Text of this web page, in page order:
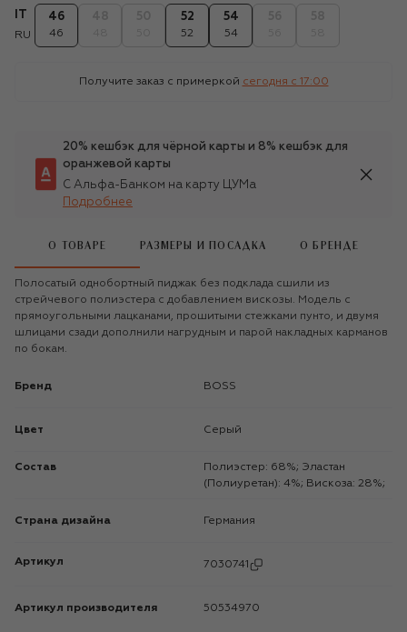
RU
46
46
52
52
54
54
Получите заказ с примеркой сегодня c 17:00
20% кешбэк для чёрной карты и 8% кешбэк для
оранжевой карты
С Альфа-Банком на карту ЦУМа
Подробнее
О ТОВАРЕ РАЗМЕРЫ И ПОСАДКА О БРЕНДЕ
Полосатый однобортный пиджак без подклада сшили из
стрейчевого полиэстера с добавлением вискозы. Модель с
прямоугольными лацканами, прошитыми стежками пунто, и двумя
шлицами сзади дополнили нагрудным и парой накладных карманов
по бокам.
Бренд BOSS
Цвет Серый
Состав
Полиэстер: 68%; Эластан
(Полиуретан): 4%; Вискоза: 28%;
Страна дизайна Германия
Артикул 7030741
Артикул производителя 50534970